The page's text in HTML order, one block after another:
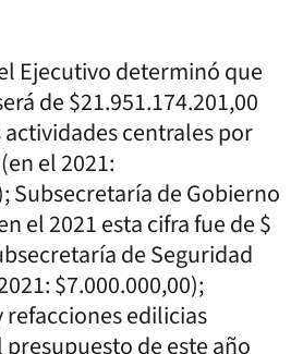
Ejecutivo determinó que
de $21.951.174.201,00
centrales por
el 2021:
Subsecretaría de Gobierno
el 2021 esta cifra fue de $
de Seguridad
$7.000.000,00);
edilicias
presupuesto de este año